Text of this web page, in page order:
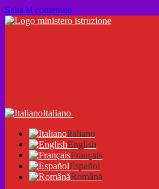
Salta al contenuto
Italiano
Italiano
English
Français
Español
Română